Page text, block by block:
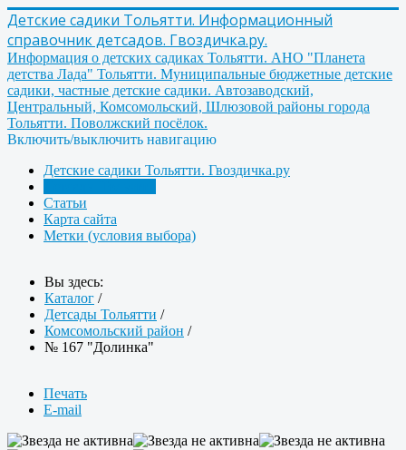
Детские садики Тольятти. Информационный
справочник детсадов. Гвоздичка.ру.
Информация о детских садиках Тольятти. АНО "Планета
детства Лада" Тольятти. Муниципальные бюджетные детские
садики, частные детские садики. Автозаводский,
Центральный, Комсомольский, Шлюзовой районы города
Тольятти. Поволжский посёлок.
Включить/выключить навигацию
Детские садики Тольятти. Гвоздичка.ру
Статьи
Карта сайта
Метки (условия выбора)
Вы здесь:
Каталог /
Детсады Тольятти /
Комсомольский район /
№ 167 "Долинка"
Печать
E-mail